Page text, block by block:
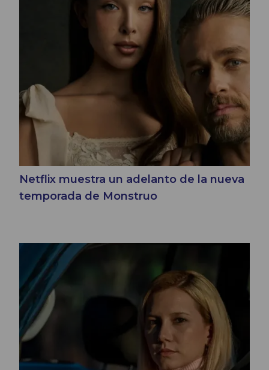
Netflix muestra un adelanto de la nueva
temporada de Monstruo